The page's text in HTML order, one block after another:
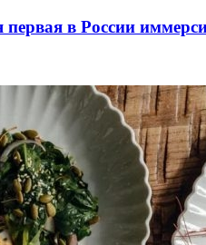
в России